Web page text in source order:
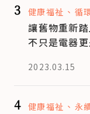
3 健康福祉 循
讓舊物重新
不只是電器
2023.03.15
4 健康福祉 永